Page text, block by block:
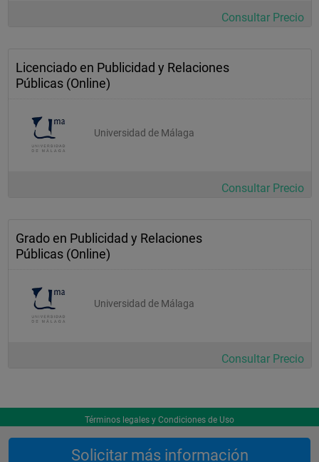
Solicitar más información
Consultar Precio
Licenciado en Publicidad y Relaciones
Públicas (Online)
Universidad de Málaga
Consultar Precio
Grado en Publicidad y Relaciones
Públicas (Online)
Universidad de Málaga
Consultar Precio
Términos legales y Condiciones de Uso